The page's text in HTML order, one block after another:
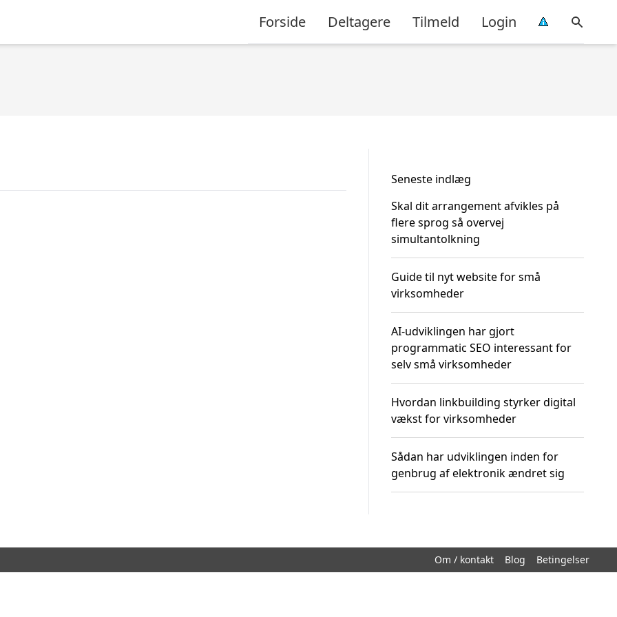
Forside Deltagere Tilmeld Login
Seneste indlæg
Skal dit arrangement afvikles på
flere sprog så overvej
simultantolkning
Guide til nyt website for små
virksomheder
AI-udviklingen har gjort
programmatic SEO interessant for
selv små virksomheder
Hvordan linkbuilding styrker digital
vækst for virksomheder
Sådan har udviklingen inden for
genbrug af elektronik ændret sig
Om / kontakt Blog Betingelser